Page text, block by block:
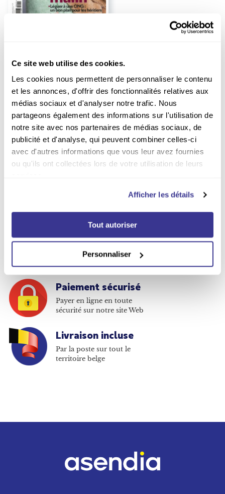
Ce site web utilise des cookies.
Les cookies nous permettent de personnaliser le contenu
et les annonces, d'offrir des fonctionnalités relatives aux
médias sociaux et d'analyser notre trafic. Nous
partageons également des informations sur l'utilisation de
notre site avec nos partenaires de médias sociaux, de
publicité et d'analyse, qui peuvent combiner celles-ci
avec d'autres informations que vous leur avez fournies
ou qu'ils ont collectées lors de votre utilisation de leurs
Afficher les détails
Tout autoriser
Personnaliser
EUR 82.80
Non vendu en kiosque
Vous avez le choix
en abonnement
Moins cher qu'en kiosque
Jusqu'à -67% sur les
Paiement sécurisé
Payer en ligne en toute
sécurité sur notre site Web
Livraison incluse
Par la poste sur tout le
territoire belge